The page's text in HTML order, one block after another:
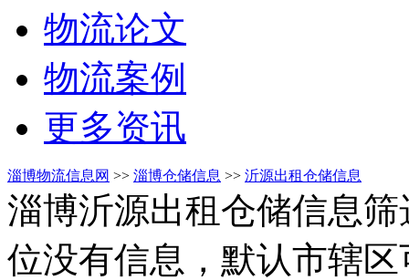
物流论文
物流案例
更多资讯
淄博物流信息网 >> 淄博仓储信息 >> 沂源出租仓储信息
淄博沂源出租仓储信息筛
位没有信息，默认市辖